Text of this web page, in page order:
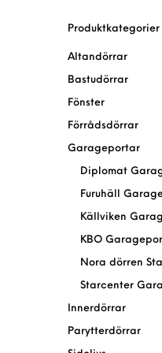
Produktkategorier
Altandörrar
Bastudörrar
Fönster
Förrådsdörrar
Garageportar
Diplomat
Furuhäll
Källviken
KBO
Nora dörren
Starcenter
Innerdörrar
Parytterdörrar